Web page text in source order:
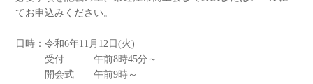
てお申込みください。
日時：令和6年11月12日(火)
受付 午前8時45分～
開会式 午前9時～